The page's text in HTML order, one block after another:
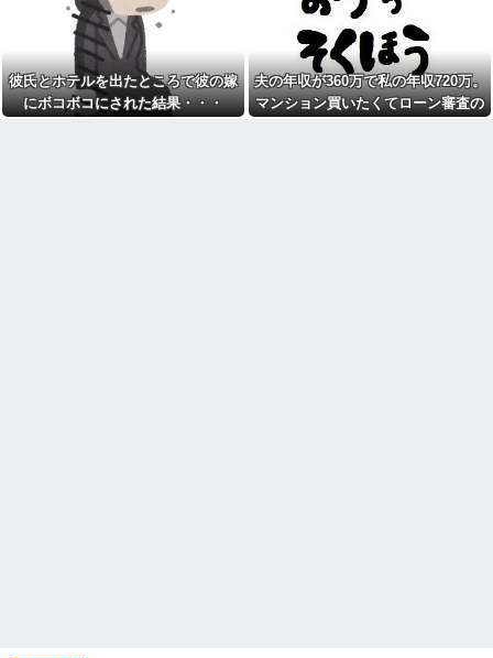
日産e-power、無給油で
1980km走行しギネス記録を達
成！→山頂から下ってるだけで
した…
イーロン・マスク「中国のロ
ボットはデタラメで遠隔操作し
てるだけ」
1月出産の私に「クリスマス挙
式に来い！」と迫るコトメ＆ウ
ト。正産期だと説明するも「予
定日まで1ヶ月あるだろ！」味方
ゼロの夫と冷え切った家庭の末
路←命より妹を優先する夫とは
離婚一択
彼氏とホテルを出たところで彼の嫁
にボコボコにされた結果・・・
夫の年収が360万で私の年収720万。
マンション買いたくてローン審査の